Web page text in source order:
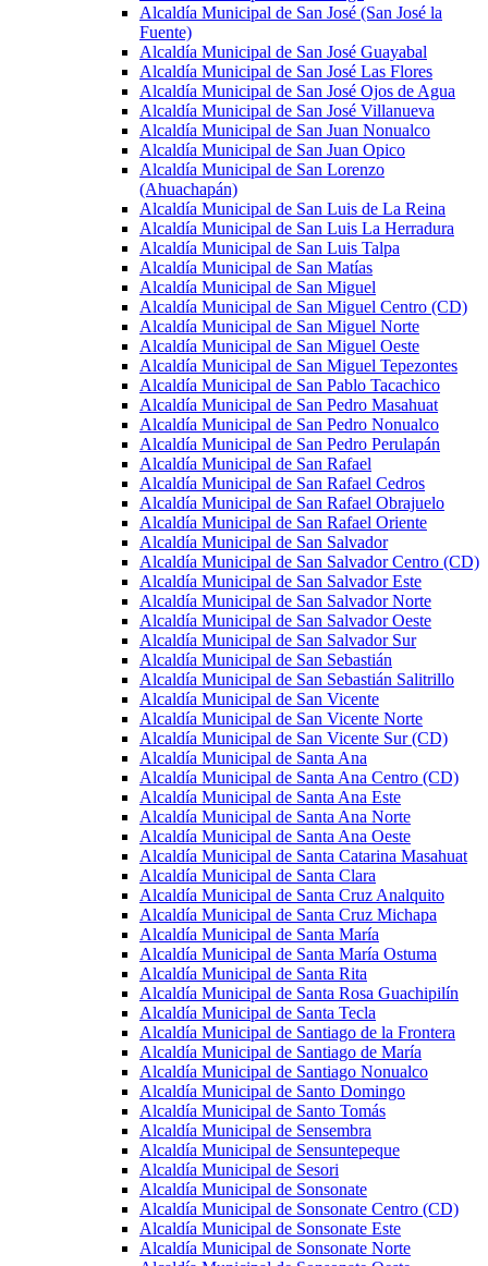
Alcaldía Municipal de San José (San José la
Fuente)
Alcaldía Municipal de San José Guayabal
Alcaldía Municipal de San José Las Flores
Alcaldía Municipal de San José Ojos de Agua
Alcaldía Municipal de San José Villanueva
Alcaldía Municipal de San Juan Nonualco
Alcaldía Municipal de San Juan Opico
Alcaldía Municipal de San Lorenzo
(Ahuachapán)
Alcaldía Municipal de San Luis de La Reina
Alcaldía Municipal de San Luis La Herradura
Alcaldía Municipal de San Luis Talpa
Alcaldía Municipal de San Matías
Alcaldía Municipal de San Miguel
Alcaldía Municipal de San Miguel Centro (CD)
Alcaldía Municipal de San Miguel Norte
Alcaldía Municipal de San Miguel Oeste
Alcaldía Municipal de San Miguel Tepezontes
Alcaldía Municipal de San Pablo Tacachico
Alcaldía Municipal de San Pedro Masahuat
Alcaldía Municipal de San Pedro Nonualco
Alcaldía Municipal de San Pedro Perulapán
Alcaldía Municipal de San Rafael
Alcaldía Municipal de San Rafael Cedros
Alcaldía Municipal de San Rafael Obrajuelo
Alcaldía Municipal de San Rafael Oriente
Alcaldía Municipal de San Salvador
Alcaldía Municipal de San Salvador Centro (CD)
Alcaldía Municipal de San Salvador Este
Alcaldía Municipal de San Salvador Norte
Alcaldía Municipal de San Salvador Oeste
Alcaldía Municipal de San Salvador Sur
Alcaldía Municipal de San Sebastián
Alcaldía Municipal de San Sebastián Salitrillo
Alcaldía Municipal de San Vicente
Alcaldía Municipal de San Vicente Norte
Alcaldía Municipal de San Vicente Sur (CD)
Alcaldía Municipal de Santa Ana
Alcaldía Municipal de Santa Ana Centro (CD)
Alcaldía Municipal de Santa Ana Este
Alcaldía Municipal de Santa Ana Norte
Alcaldía Municipal de Santa Ana Oeste
Alcaldía Municipal de Santa Catarina Masahuat
Alcaldía Municipal de Santa Clara
Alcaldía Municipal de Santa Cruz Analquito
Alcaldía Municipal de Santa Cruz Michapa
Alcaldía Municipal de Santa María
Alcaldía Municipal de Santa María Ostuma
Alcaldía Municipal de Santa Rita
Alcaldía Municipal de Santa Rosa Guachipilín
Alcaldía Municipal de Santa Tecla
Alcaldía Municipal de Santiago de la Frontera
Alcaldía Municipal de Santiago de María
Alcaldía Municipal de Santiago Nonualco
Alcaldía Municipal de Santo Domingo
Alcaldía Municipal de Santo Tomás
Alcaldía Municipal de Sensembra
Alcaldía Municipal de Sensuntepeque
Alcaldía Municipal de Sesori
Alcaldía Municipal de Sonsonate
Alcaldía Municipal de Sonsonate Centro (CD)
Alcaldía Municipal de Sonsonate Este
Alcaldía Municipal de Sonsonate Norte